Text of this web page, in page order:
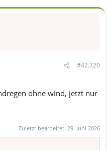
#42.720
ohne wind, jetzt nur
Zuletzt bearbeitet: 29. Juni 2026